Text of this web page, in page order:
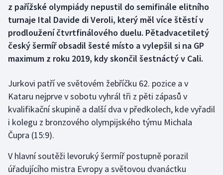
Curling
Dostihy
Futsal
Golf
Gymnastika
Házená
z pařížské olympiády nepustil do semifinále elitního
turnaje Ital Davide di Veroli, který měl více štěstí v
prodloužení čtvrtfinálového duelu. Pětadvacetiletý
český šermíř obsadil šesté místo a vylepšil si na GP
maximum z roku 2019, kdy skončil šestnáctý v Cali.
Jurkovi patří ve světovém žebříčku 62. pozice a v
Kataru nejprve v sobotu vyhrál tři z pěti zápasů v
kvalifikační skupině a další dva v předkolech, kde vyřadil
i kolegu z bronzového olympijského týmu Michala
Čupra (15:9).
V hlavní soutěži levoruký šermíř postupně porazil
úřadujícího mistra Evropy a světovou dvanáctku